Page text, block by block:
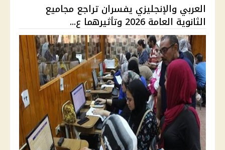
العربي والإنجليزي يفسران تراجع مجاميع
الثانوية العامة 2026 وتأثيرهما ع...